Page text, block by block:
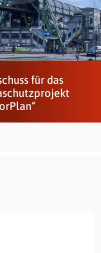
für das